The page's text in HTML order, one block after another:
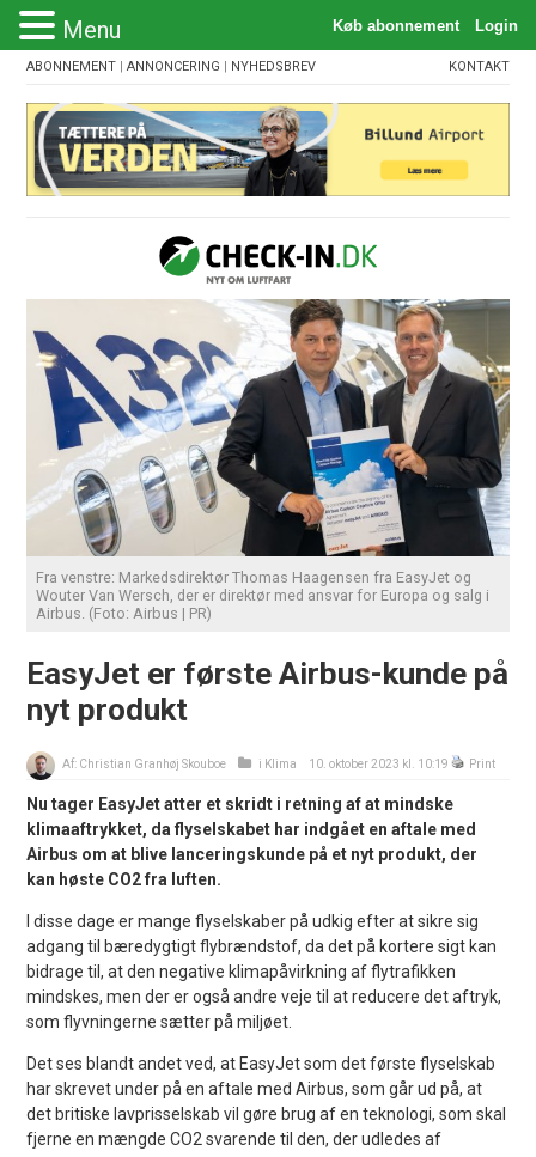
ABONNEMENT |ANNONCERING | NYHEDSBREV KONTAKT
Fra venstre: Markedsdirektør Thomas Haagensen fra EasyJet og
Wouter Van Wersch, der er direktør med ansvar for Europa og salg i
Airbus. (Foto: Airbus | PR)
EasyJet er første Airbus-kunde på
nyt produkt
Af: Christian Granhøj Skouboe i Klima 10. oktober 2023 kl. 10:19 Print
Nu tager EasyJet atter et skridt i retning af at mindske
klimaaftrykket, da flyselskabet har indgået en aftale med
Airbus om at blive lanceringskunde på et nyt produkt, der
kan høste CO2 fra luften.
I disse dage er mange flyselskaber på udkig efter at sikre sig
adgang til bæredygtigt flybrændstof, da det på kortere sigt kan
bidrage til, at den negative klimapåvirkning af flytrafikken
mindskes, men der er også andre veje til at reducere det aftryk,
som flyvningerne sætter på miljøet.
Det ses blandt andet ved, at EasyJet som det første flyselskab
har skrevet under på en aftale med Airbus, som går ud på, at
det britiske lavprisselskab vil gøre brug af en teknologi, som skal
fjerne en mængde CO2 svarende til den, der udledes af
Menu